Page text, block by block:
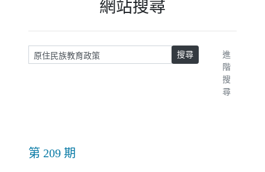
網站搜尋
請輸入關鍵字 搜尋
進
階
搜
尋
第 209 期